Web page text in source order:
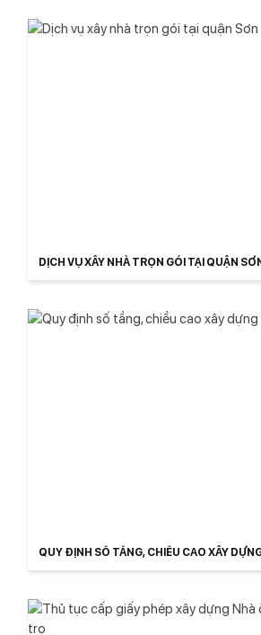
DỊCH VỤ XÂY NHÀ TRỌN GÓI TẠI QUẬN
QUY ĐỊNH SỐ TẦNG, CHIỀU CAO XÂY